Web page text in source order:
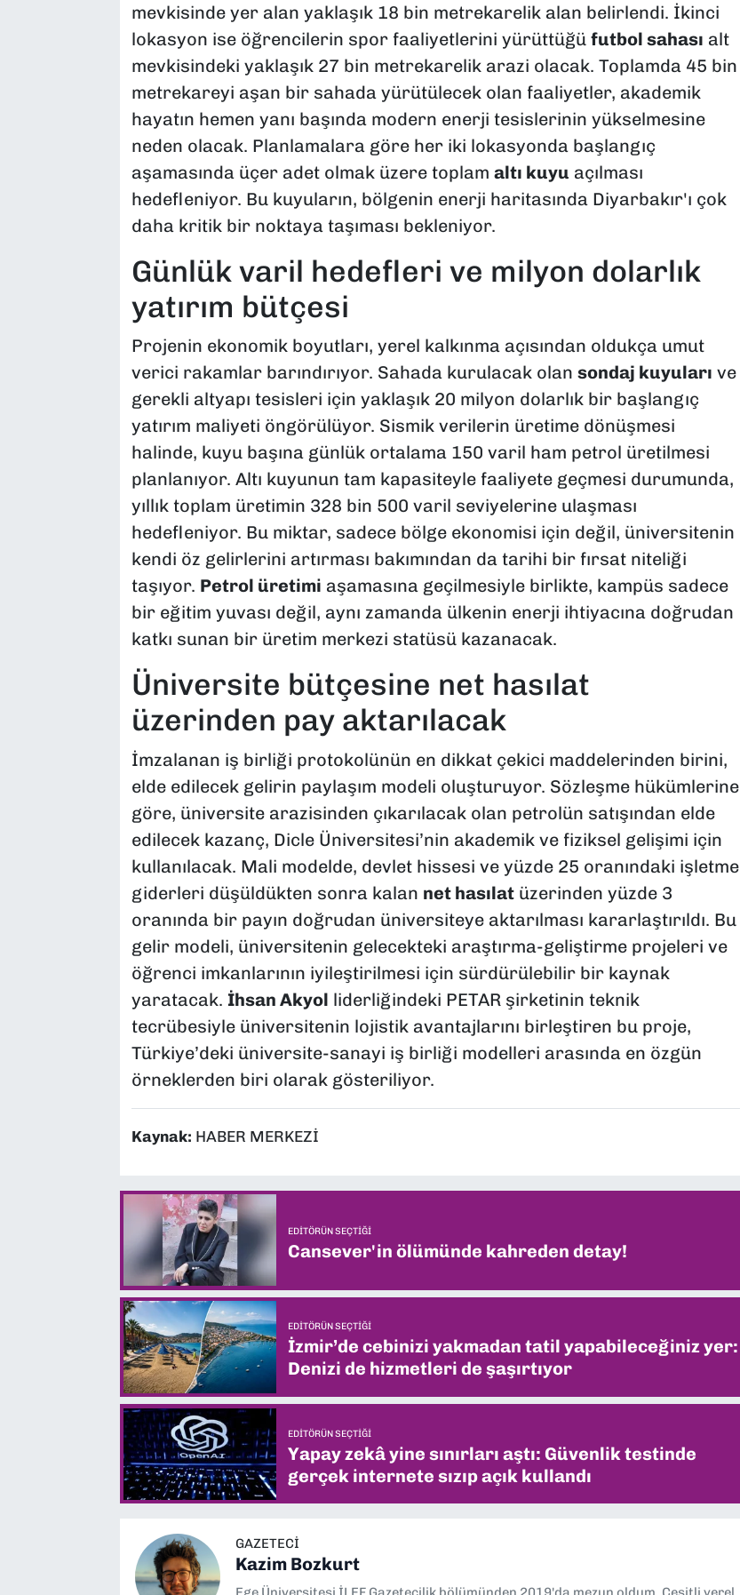
mevkisinde yer alan yaklaşık 18 bin metrekarelik alan belirlendi. İkinci
lokasyon ise öğrencilerin spor faaliyetlerini yürüttüğü futbol sahası alt
mevkisindeki yaklaşık 27 bin metrekarelik arazi olacak. Toplamda 45 bin
metrekareyi aşan bir sahada yürütülecek olan faaliyetler, akademik
hayatın hemen yanı başında modern enerji tesislerinin yükselmesine
neden olacak. Planlamalara göre her iki lokasyonda başlangıç
aşamasında üçer adet olmak üzere toplam altı kuyu açılması
hedefleniyor. Bu kuyuların, bölgenin enerji haritasında Diyarbakır'ı çok
daha kritik bir noktaya taşıması bekleniyor.
Günlük varil hedefleri ve milyon dolarlık
yatırım bütçesi
Projenin ekonomik boyutları, yerel kalkınma açısından oldukça umut
verici rakamlar barındırıyor. Sahada kurulacak olan sondaj kuyuları ve
gerekli altyapı tesisleri için yaklaşık 20 milyon dolarlık bir başlangıç
yatırım maliyeti öngörülüyor. Sismik verilerin üretime dönüşmesi
halinde, kuyu başına günlük ortalama 150 varil ham petrol üretilmesi
planlanıyor. Altı kuyunun tam kapasiteyle faaliyete geçmesi durumunda,
yıllık toplam üretimin 328 bin 500 varil seviyelerine ulaşması
hedefleniyor. Bu miktar, sadece bölge ekonomisi için değil, üniversitenin
kendi öz gelirlerini artırması bakımından da tarihi bir fırsat niteliği
taşıyor. Petrol üretimi aşamasına geçilmesiyle birlikte, kampüs sadece
bir eğitim yuvası değil, aynı zamanda ülkenin enerji ihtiyacına doğrudan
katkı sunan bir üretim merkezi statüsü kazanacak.
Üniversite bütçesine net hasılat
üzerinden pay aktarılacak
İmzalanan iş birliği protokolünün en dikkat çekici maddelerinden birini,
elde edilecek gelirin paylaşım modeli oluşturuyor. Sözleşme hükümlerine
göre, üniversite arazisinden çıkarılacak olan petrolün satışından elde
edilecek kazanç, Dicle Üniversitesi’nin akademik ve fiziksel gelişimi için
kullanılacak. Mali modelde, devlet hissesi ve yüzde 25 oranındaki işletme
giderleri düşüldükten sonra kalan net hasılatüzerinden yüzde 3
oranında bir payın doğrudan üniversiteye aktarılması kararlaştırıldı. Bu
gelir modeli, üniversitenin gelecekteki araştırma-geliştirme projeleri ve
öğrenci imkanlarının iyileştirilmesi için sürdürülebilir bir kaynak
yaratacak. İhsan Akyol liderliğindeki PETAR şirketinin teknik
tecrübesiyle üniversitenin lojistik avantajlarını birleştiren bu proje,
Türkiye’deki üniversite-sanayi iş birliği modelleri arasında en özgün
örneklerden biri olarak gösteriliyor.
Kaynak: HABER MERKEZİ
EDITÖRÜN SEÇTIĞI
Cansever'in ölümünde kahreden detay!
EDITÖRÜN SEÇTIĞI
İzmir’de cebinizi yakmadan tatil yapabileceğiniz yer:
Denizi de hizmetleri de şaşırtıyor
EDITÖRÜN SEÇTIĞI
Yapay zekâ yine sınırları aştı: Güvenlik testinde
gerçek internete sızıp açık kullandı
GAZETECI
Kazim Bozkurt